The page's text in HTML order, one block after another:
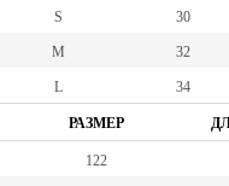
S 30
M 32
L 34
РАЗМЕР
122